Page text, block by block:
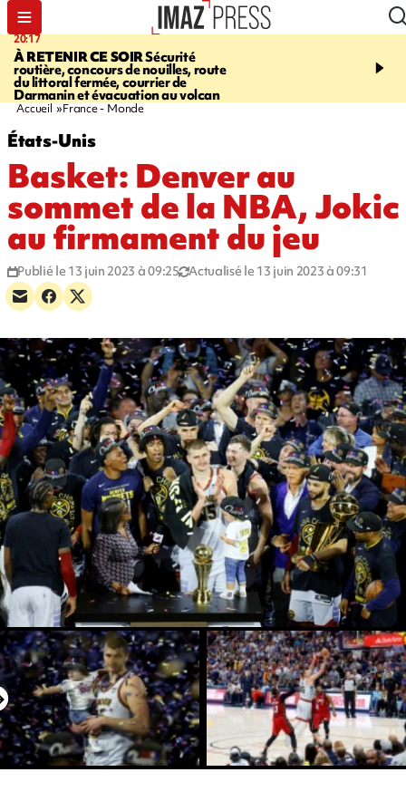
20:17
À RETENIR CE SOIRSécurité
routière, concours de nouilles, route
du littoral fermée, courrier de
Darmanin et évacuation au volcan
08:26
rencontre d'un géant
Accueil France - Monde
États-Unis
Basket: Denver au
sommet de la NBA, Jokic
au firmament du jeu
Publié le 13 juin 2023 à 09:25 Actualisé le 13 juin 2023 à 09:31